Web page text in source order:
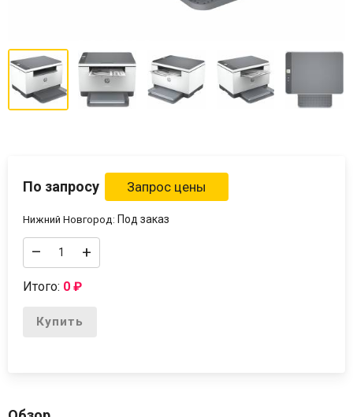
По запросу
Нижний Новгород: Под заказ
– +
Итого: 0₽
Купить